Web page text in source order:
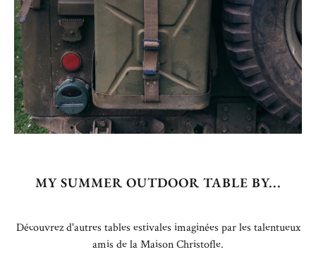
MY SUMMER OUTDOOR TABLE BY...
Découvrez d'autres tables estivales imaginées par les talentueux
amis de la Maison Christofle.